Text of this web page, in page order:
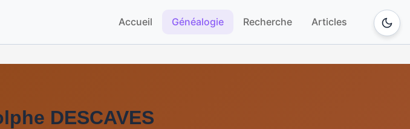
Accueil Généalogie Recherche Articles
DESCAVES